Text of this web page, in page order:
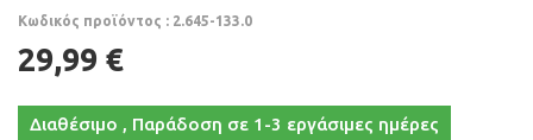
Κωδικός προϊόντος : 2.645-133.0
29,99 €
Διαθέσιμο , Παράδοση σε 1-3 εργάσιμες ημέρες